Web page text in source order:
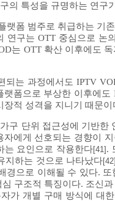
의 특성을 규명하는 연구
랫폼 범주로 취급하는 기
연구는 OTT 중심으로
는 OTT 확산 이후에도
되는 과정에서도 IPTV
폼으로 부상한 이후에
장적 성격을 지니기 때문이
구 단위 접근성에 기반
에게 선호되는 경향이
는 요인으로 작용한다[41] .
지하는 것으로 나타났다
경으로 이해될 수 있다.
구조적 특징이다. 조신
가 개별 구매 방식에 대